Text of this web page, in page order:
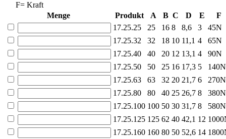
F= Kraft
Menge
Produkt A B C D E
F
17.25.25
25 16 8 8,6 3
45N
17.25.32
32 18 10 11,1 4
65N
17.25.40
40 20 12 13,1 4
90N
17.25.50
50 25 16 17,3 5
140N
17.25.63
63 32 20 21,7 6
270N
17.25.80
80 40 25 26,7 8
380N
17.25.100 100 50 30 31,7 8
580N
17.25.125 125 62 40 42,1 12
17.25.160 160 80 50 52,6 14